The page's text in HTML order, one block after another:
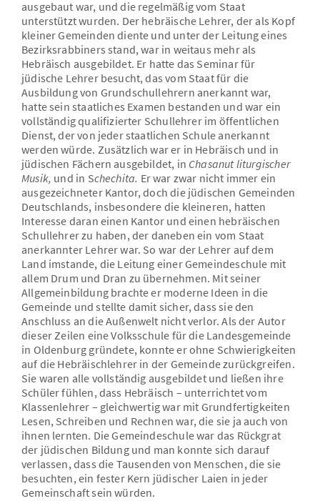
ausgebaut war, und die regelmäßig vom Staat
unterstützt wurden. Der hebräische Lehrer, der als Kopf
kleiner Gemeinden diente und unter der Leitung eines
Bezirksrabbiners stand, war in weitaus mehr als
Hebräisch ausgebildet. Er hatte das Seminar für
jüdische Lehrer besucht, das vom Staat für die
Ausbildung von Grundschullehrern anerkannt war,
hatte sein staatliches Examen bestanden und war ein
vollständig qualifizierter Schullehrer im öffentlichen
Dienst, der von jeder staatlichen Schule anerkannt
werden würde. Zusätzlich war er in Hebräisch und in
jüdischen Fächern ausgebildet, in Chasanut liturgischer
Musik, und in Schechita. Er war zwar nicht immer ein
ausgezeichneter Kantor, doch die jüdischen Gemeinden
Deutschlands, insbesondere die kleineren, hatten
Interesse daran einen Kantor und einen hebräischen
Schullehrer zu haben, der daneben ein vom Staat
anerkannter Lehrer war. So war der Lehrer auf dem
Land imstande, die Leitung einer Gemeindeschule mit
allem Drum und Dran zu übernehmen. Mit seiner
Allgemeinbildung brachte er moderne Ideen in die
Gemeinde und stellte damit sicher, dass sie den
Anschluss an die Außenwelt nicht verlor. Als der Autor
dieser Zeilen eine Volksschule für die Landesgemeinde
in Oldenburg gründete, konnte er ohne Schwierigkeiten
auf die Hebräischlehrer in der Gemeinde zurückgreifen.
Sie waren alle vollständig ausgebildet und ließen ihre
Schüler fühlen, dass Hebräisch – unterrichtet vom
Klassenlehrer – gleichwertig war mit Grundfertigkeiten
Lesen, Schreiben und Rechnen war, die sie ja auch von
ihnen lernten. Die Gemeindeschule war das Rückgrat
der jüdischen Bildung und man konnte sich darauf
verlassen, dass die Tausenden von Menschen, die sie
besuchten, ein fester Kern jüdischer Laien in jeder
Gemeinschaft sein würden.